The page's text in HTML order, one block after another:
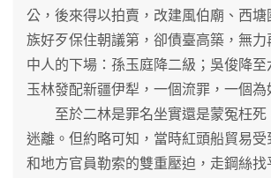
公，後來得以拍賣，改建風伯廟、西塘
族好歹保住朝議第，卻債臺高築，無
中人的下場：孫玉庭降二級；吳俊降
玉林發配新疆伊犁，一個流罪，一個為
至於二林是罪名坐實還是蒙冤枉死
迷離。但約略可知，當時紅頭船貿易受
和地方官員勒索的雙重壓迫，走鋼絲找